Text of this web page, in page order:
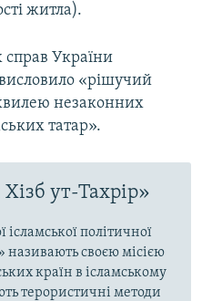
житла).
справ України
висловило «рішучий
незаконних
татар».
ут-Тахрір»
політичної
називають своєю місією
країн в ісламському
терористичні методи